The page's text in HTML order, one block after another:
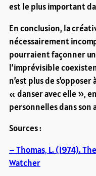
est le plus important
En conclusion, la
nécessairement
pourraient façonner
l’imprévisible
n’est plus de
« danser avec elle »,
personnelles dans son
Sources :
– Thomas, L. (1974).
Watcher